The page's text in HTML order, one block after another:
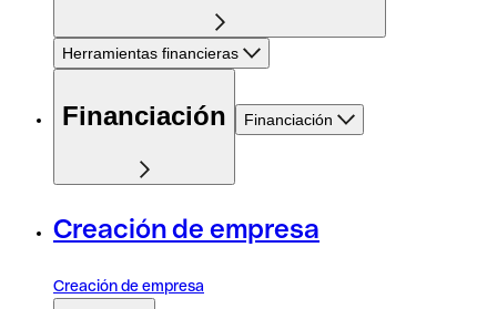
Herramientas financieras
Financiación Financiación
Creación de empresa
Creación de empresa